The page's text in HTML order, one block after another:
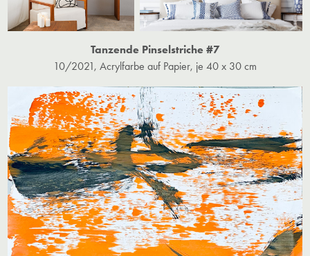
Tanzende Pinselstriche #7
10/2021, Acrylfarbe auf Papier, je 40 x 30 cm